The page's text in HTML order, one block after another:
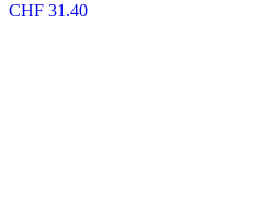
CHF 31.40